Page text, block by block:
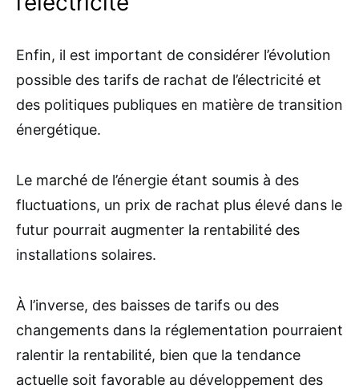
Enfin, il est important de considérer l’évolution
possible des tarifs de rachat de l’électricité et
des politiques publiques en matière de transition
énergétique.
Le marché de l’énergie étant soumis à des
fluctuations, un prix de rachat plus élevé dans le
futur pourrait augmenter la rentabilité des
installations solaires.
À l’inverse, des baisses de tarifs ou des
changements dans la réglementation pourraient
ralentir la rentabilité, bien que la tendance
actuelle soit favorable au développement des